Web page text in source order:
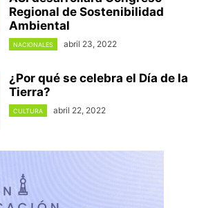
Regional de Sostenibilidad
Ambiental
NACIONALES abril 23, 2022
¿Por qué se celebra el Día de la
Tierra?
CULTURA abril 22, 2022